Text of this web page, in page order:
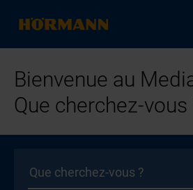
Bienvenue au
Que cherchez-vous